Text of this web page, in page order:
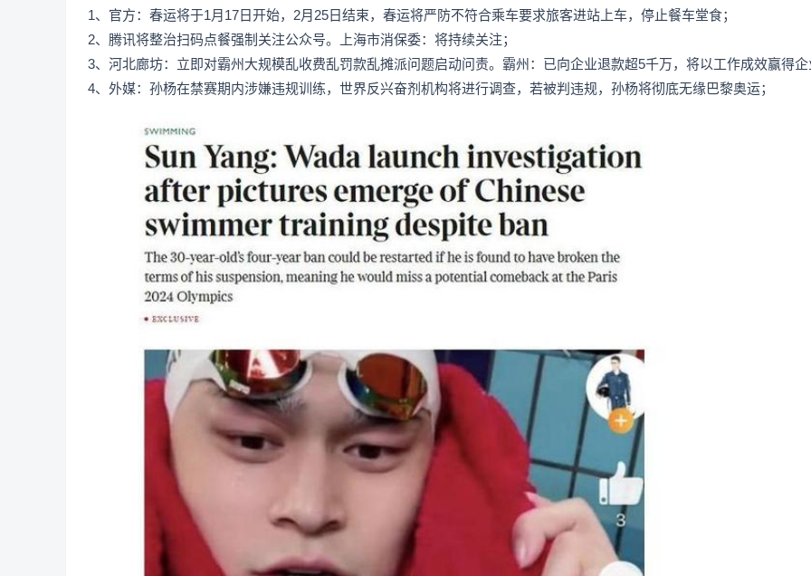
1、官方：春运将于1月17日开始，2月25日结束，春运将严防不符合乘车要求旅客进站上车，停止餐车堂食；
2、腾讯将整治扫码点餐强制关注公众号。上海市消保委：将持续关注；
3、河北廊坊：立即对霸州大规模乱收费乱罚款乱摊派问题启动问责。霸州：已向企业退款超5千万，将以工作成效赢得
4、外媒：孙杨在禁赛期内涉嫌违规训练，世界反兴奋剂机构将进行调查，若被判违规，孙杨将彻底无缘巴黎奥运；